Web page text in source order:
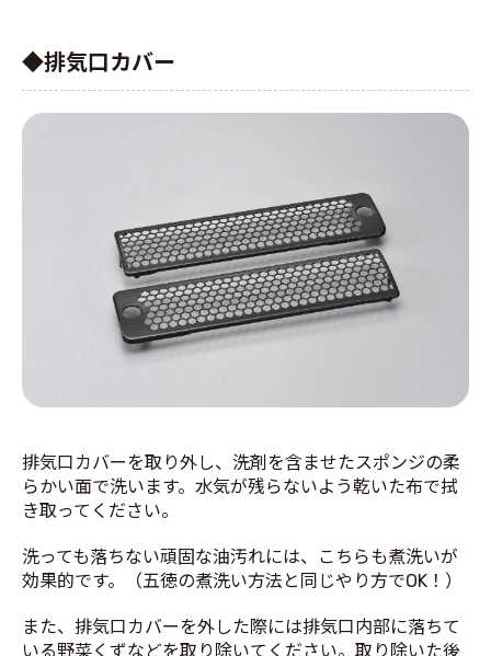
◆排気口カバー
排気口カバーを取り外し、洗剤を含ませたスポンジの柔
らかい面で洗います。水気が残らないよう乾いた布で拭
き取ってください。
洗っても落ちない頑固な油汚れには、こちらも煮洗いが
効果的です。（五徳の煮洗い方法と同じやり方でOK！）
また、排気口カバーを外した際には排気口内部に落ちて
いる野菜くずなどを取り除いてください。取り除いた後